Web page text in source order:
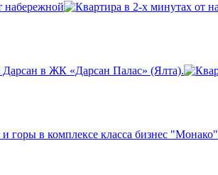
набережной
в ЖК «Дарсан Палас» (Ялта).
горы в комплексе класса бизнес "Монако"